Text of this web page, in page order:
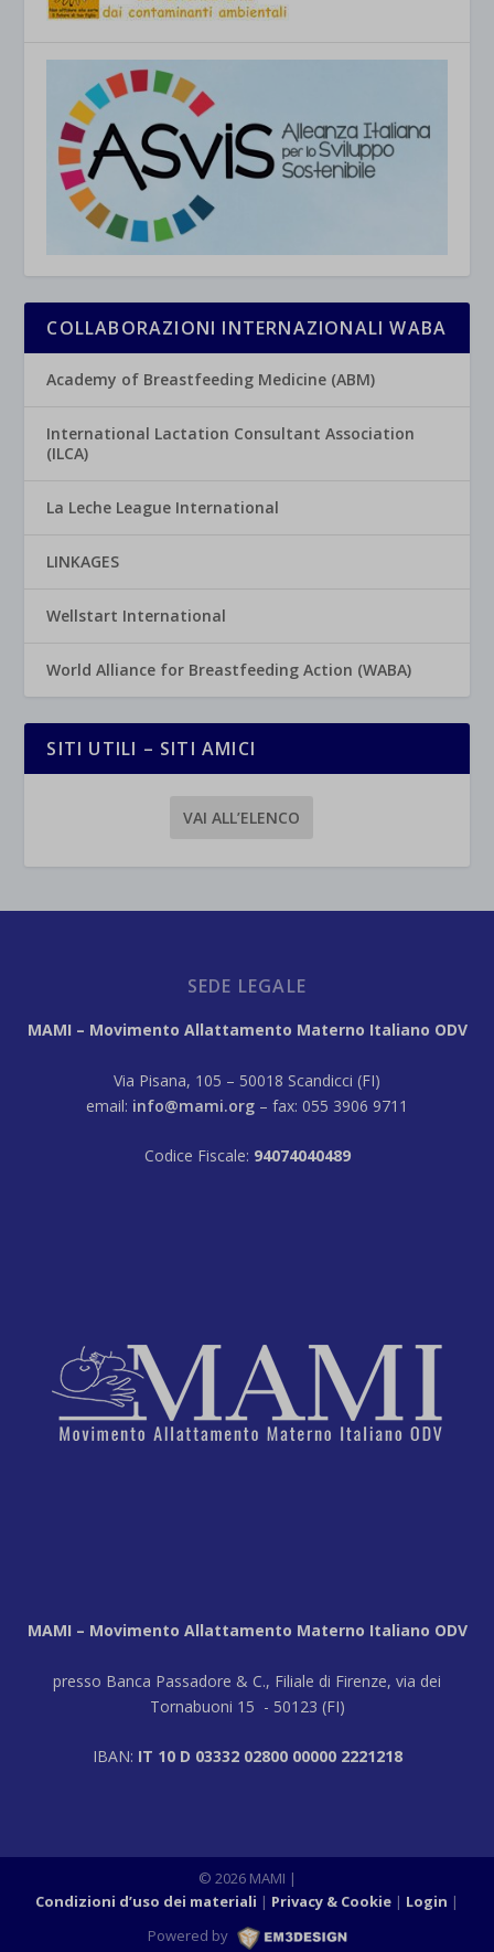
COLLABORAZIONI INTERNAZIONALI WABA
Academy of Breastfeeding Medicine (ABM)
International Lactation Consultant Association
(ILCA)
La Leche League International
LINKAGES
Wellstart International
World Alliance for Breastfeeding Action (WABA)
SITI UTILI – SITI AMICI
VAI ALL’ELENCO
SEDE LEGALE
MAMI – Movimento Allattamento Materno Italiano ODV
Via Pisana, 105 – 50018 Scandicci (FI)
email: info@mami.org – fax: 055 3906 9711
Codice Fiscale: 94074040489
MAMI – Movimento Allattamento Materno Italiano ODV
presso Banca Passadore & C., Filiale di Firenze, via dei
Tornabuoni 15 - 50123 (FI)
IBAN: IT 10 D 03332 02800 00000 2221218
© 2026 MAMI |
Condizioni d’uso dei materiali
Privacy & Cookie Login |
Powered by